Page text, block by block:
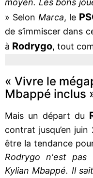
moyen. Les bons
» Selon Marca, le
de s’immiscer dans
à Rodrygo, tout
« Vivre le
Mbappé inclus
Mais un départ du
contrat jusqu’en
être la tendance
Rodrygo n'est pas
Kylian Mbappé. Il